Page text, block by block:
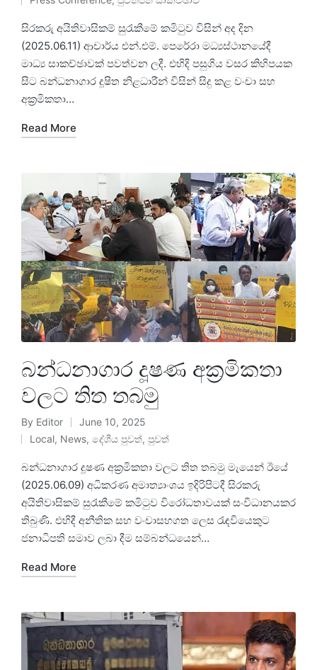
සිරකරු අයිතිවාසිකම් සුරැකීමේ කමිටුව විසින් අද දින
(2025.06.11) ආචාර්ය එන්.එම්. පෙරේරා මධ්‍යස්ථානයේදී
මාධ්‍ය සාකච්ඡාවක් පවත්වන ලදී. එහිදි පසුගිය වසර කිහිපයක
සිට බන්ධනාගාර දූෂිත නිළධාරීන් විසින් සිදු කළ වංචා සහ
අක්‍රමිකතා…
Read More
බන්ධනාගාර දූෂණ අක්‍රමිකතා
වලට තිත තබමු
By Editor
June 10, 2025
Local, News, දේශීය පුවත්, පුවත්
බන්ධනාගාර දූෂණ අක්‍රමිකතා වලට තිත තබමු මැයෙන් ඊයේ
(2025.06.09) අධිකරණ අමාත්‍යාංශය ඉදිරිපිටදී සිරකරු
අයිතිවාසිකම් සුරැකීමේ කමිටුව විරෝධතාවයක් සංවිධානයකර
තිබුණි. එහිදී අනීතික සහ වංචාසහගත ලෙස රැඳවියෙකුට
ජනාධිපති සමාව ලබා දීම සම්බන්ධයෙන්…
Read More